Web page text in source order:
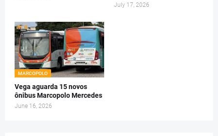
July 17, 2026
MARCOPOLO
Vega aguarda 15 novos
ônibus Marcopolo Mercedes
June 16, 2026